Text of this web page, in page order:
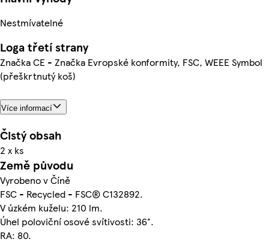
Nestmívatelné
Loga třetí strany
Značka CE - Značka Evropské konformity, FSC, WEEE Symbol
(přeškrtnutý koš)
Více informací
Čistý obsah
2 x ks
Země původu
Vyrobeno v Číně
FSC - Recycled - FSC® C132892.
V úzkém kuželu: 210 lm.
Úhel poloviční osové svítivosti: 36°.
RA: 80.